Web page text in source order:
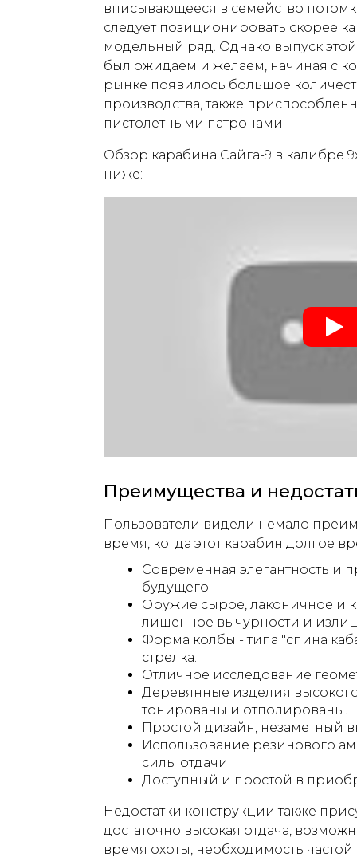
вписывающееся в семейство
следует позиционировать скорее
модельный ряд. Однако выпуск
был ожидаем и желаем, начиная с
рынке появилось большое
производства, также
пистолетными патронами.
Обзор карабина Сайга-9 в калибре
ниже:
Преимущества и
Пользователи видели немало
время, когда этот карабин долгое
Современная элегантность и
будущего.
Оружие сырое, лаконичное и
лишенное вычурности и
Форма колбы - типа "спина
стрелка.
Отличное исследование
Деревянные изделия
тонированы и отполированы.
Простой дизайн, незаметный
Использование резинового
силы отдачи.
Доступный и простой в
Недостатки конструкции также
достаточно высокая отдача,
время охоты, необходимость